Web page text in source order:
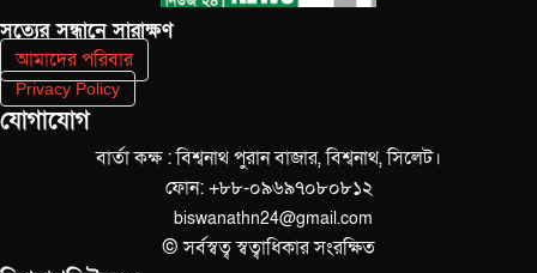
সত‌্যের সন্ধানে সারাক্ষণ
আমাদের পরিবার
Privacy Policy
যোগাযোগ
বার্তা কক্ষ : বিশ্বনাথ পুরান বাজার, বিশ্বনাথ, সিলেট।
ফোন: +৮৮-০৯৬৯৭০৮০৮১২
biswanathn24@gmail.com
© সর্বস্বত্ব স্বত্বাধিকার সংরক্ষিত